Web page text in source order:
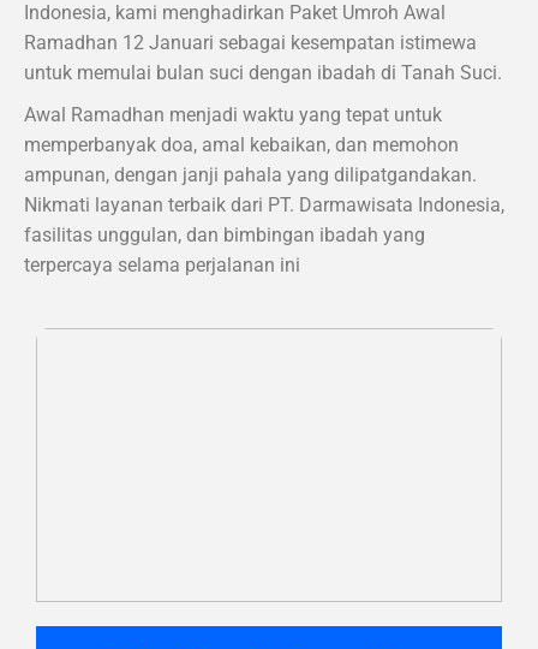
Indonesia, kami menghadirkan Paket Umroh Awal
Ramadhan 12 Januari sebagai kesempatan istimewa
untuk memulai bulan suci dengan ibadah di Tanah Suci.
Awal Ramadhan menjadi waktu yang tepat untuk
memperbanyak doa, amal kebaikan, dan memohon
ampunan, dengan janji pahala yang dilipatgandakan.
Nikmati layanan terbaik dari PT. Darmawisata Indonesia,
fasilitas unggulan, dan bimbingan ibadah yang
terpercaya selama perjalanan ini